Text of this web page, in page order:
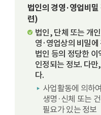
법인의 경영·영업비
련)
법인, 단체 또는 개
영·영업상의 비밀
법인 등의 정당한
인정되는 정보. 다
다.
사업활동에 의하
생명·신체 또는
필요가 있는 정보